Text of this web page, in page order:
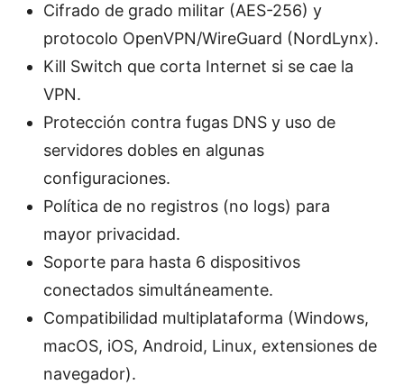
Cifrado de grado militar (AES-256) y
protocolo OpenVPN/WireGuard (NordLynx).
Kill Switch que corta Internet si se cae la
VPN.
Protección contra fugas DNS y uso de
servidores dobles en algunas
configuraciones.
Política de no registros (no logs) para
mayor privacidad.
Soporte para hasta 6 dispositivos
conectados simultáneamente.
Compatibilidad multiplataforma (Windows,
macOS, iOS, Android, Linux, extensiones de
navegador).